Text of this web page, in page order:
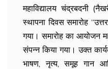
महाविद्यालय चंद्रबदनी
स्थापना दिवस समारोह
गया। समारोह का आयोजन
संपन्न किया गया। उक्त
भाषण, नृत्य, समूह गान